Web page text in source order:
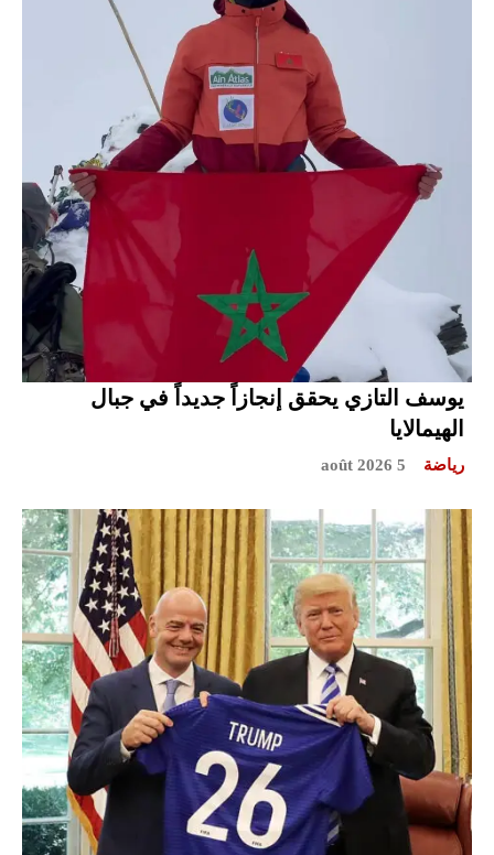
يوسف التازي يحقق إنجازاً جديداً في جبال
الهيمالايا
رياضة 5 août 2026